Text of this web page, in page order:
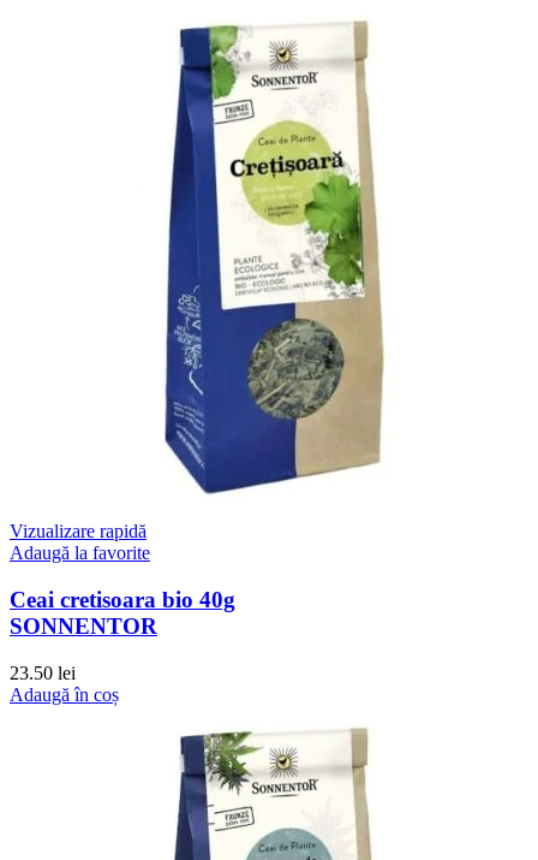
Vizualizare rapidă
Adaugă la favorite
Ceai cretisoara bio 40g
SONNENTOR
23.50 lei
Adaugă în coș